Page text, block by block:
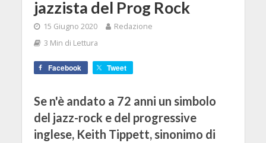
jazzista del Prog Rock
15 Giugno 2020
Redazione
3 Min di Lettura
Facebook Tweet
Se n'è andato a 72 anni un simbolo
del jazz-rock e del progressive
inglese, Keith Tippett, sinonimo di